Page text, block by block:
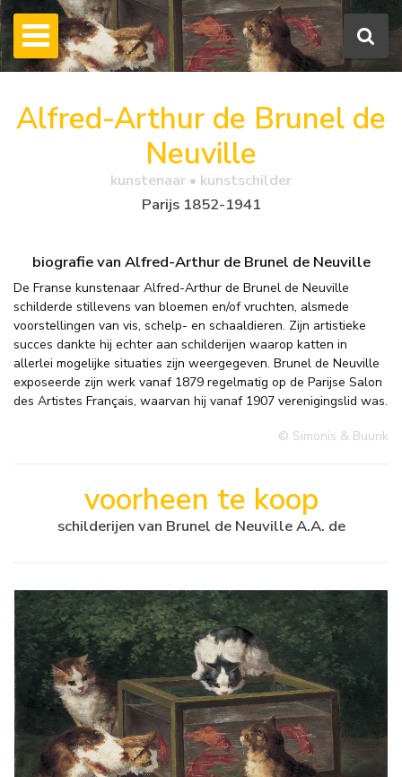
Alfred-Arthur de Brunel de
Neuville
kunstenaar • kunstschilder
Parijs 1852-1941
biografie van Alfred-Arthur de Brunel de Neuville
De Franse kunstenaar Alfred-Arthur de Brunel de Neuville
schilderde stillevens van bloemen en/of vruchten, alsmede
voorstellingen van vis, schelp- en schaaldieren. Zijn artistieke
succes dankte hij echter aan schilderijen waarop katten in
allerlei mogelijke situaties zijn weergegeven. Brunel de Neuville
exposeerde zijn werk vanaf 1879 regelmatig op de Parijse Salon
des Artistes Français, waarvan hij vanaf 1907 verenigingslid was.
© Simonis & Buunk
voorheen te koop
schilderijen van Brunel de Neuville A.A. de